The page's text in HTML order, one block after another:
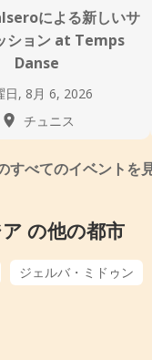
による新しいサ
ション at Temps
Danse
日, 8月 6, 2026
チュニス
すべてのイベントを
の他の都市
ジェルバ・ミドゥン